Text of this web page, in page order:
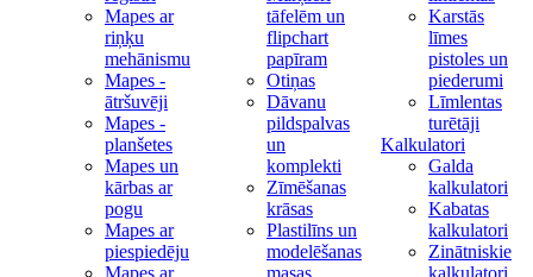
Mapes ar
riņķu
mehānismu
Mapes -
ātršuvēji
Mapes -
planšetes
Mapes un
kārbas ar
pogu
Mapes ar
piespiedēju
Mapes ar
tāfelēm un
flipchart
papīram
Otiņas
Dāvanu
pildspalvas
un
komplekti
Zīmēšanas
krāsas
Plastilīns un
modelēšanas
masas
Karstās
līmes
pistoles un
piederumi
Līmlentas
turētāji
Kalkulatori
Galda
kalkulatori
Kabatas
kalkulatori
Zinātniskie
kalkulatori